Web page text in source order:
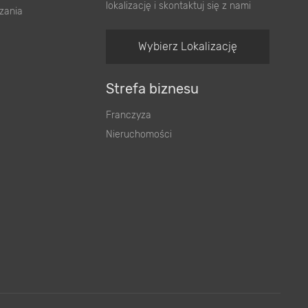
lokalizację i skontaktuj się z nami
Wybierz Lokalizację
Strefa biznesu
Franczyza
Nieruchomości